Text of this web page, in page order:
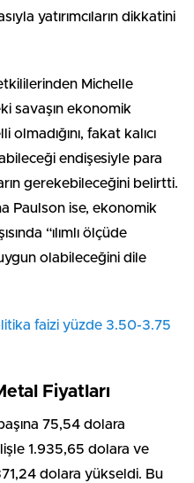
yatırımcıların dikkatini
Michelle
savaşın ekonomik
fakat kalıcı
endişesiyle para
gerekebileceğini belirtti.
Paulson ise, ekonomik
“ılımlı ölçüde
uygun olabileceğini dile
faizi yüzde 3.50-3.75
Fiyatları
75,54 dolara
1.935,65 dolara ve
dolara yükseldi. Bu